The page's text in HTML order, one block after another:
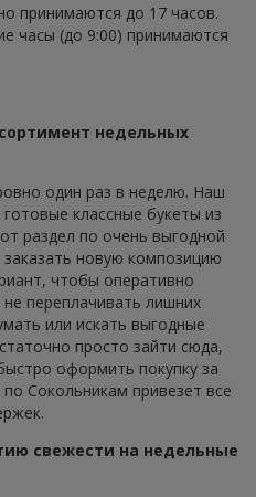
принимаются до 17 часов.
часы (до 9:00) принимаются
недельных
один раз в неделю. Наш
классные букеты из
раздел по очень выгодной
новую композицию
чтобы оперативно
переплачивать лишних
или искать выгодные
просто зайти сюда,
оформить покупку за
Сокольникам привезет все
свежести на недельные